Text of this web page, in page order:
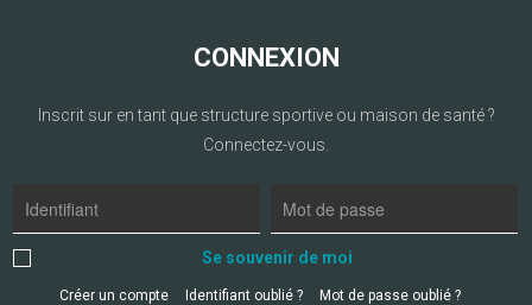
CONNEXION
Inscrit sur en tant que structure sportive ou maison de santé ?
Connectez-vous.
Se souvenir de moi
Créer un compte Identifiant oublié ? Mot de passe oublié ?